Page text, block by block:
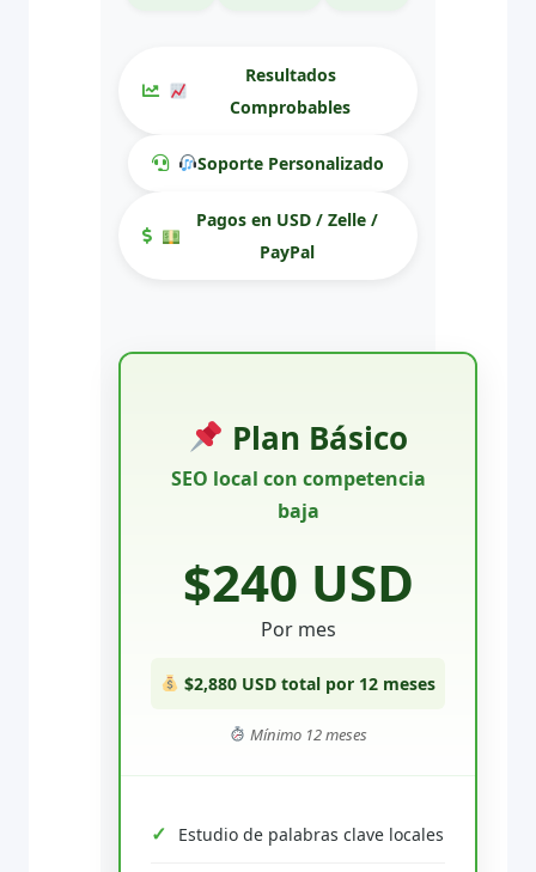
Resultados
Comprobables
Soporte Personalizado
Pagos en USD / Zelle /
PayPal
Plan Básico
SEO local con competencia
baja
$240 USD
Por mes
$2,880 USD total por 12 meses
Mínimo 12 meses
Estudio de palabras clave locales